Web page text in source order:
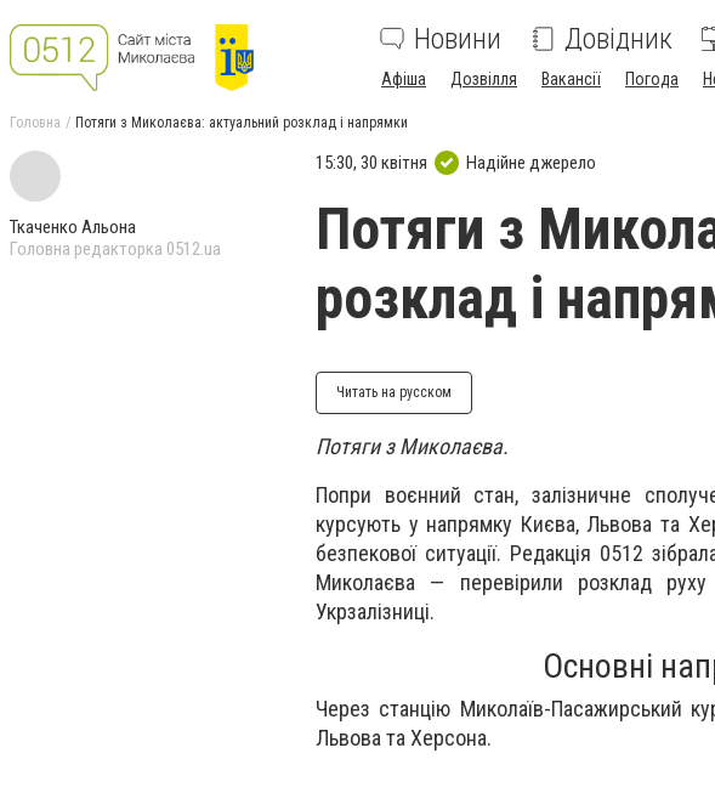
Новини Довідник
Афіша Дозвілля Вакансії Погода
Головна Потяги з Миколаєва: актуальний розклад і напрямки
Ткаченко Альона
Головна редакторка 0512.ua
15:30, 30 квітня Надійне джерело
Потяги з
розклад і
Читать на русском
Потяги з Миколаєва.
Попри воєнний стан, залізничне
курсують у напрямку Києва, Львова та
безпекової ситуації. Редакція 0512
Миколаєва — перевірили розклад
Укрзалізниці.
Основні
Через станцію Миколаїв-Пасажирський
Львова та Херсона.